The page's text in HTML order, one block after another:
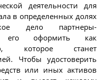
деятельности для
в определенных долях
дело партнеры-
его оформить как
которое станет
Чтобы удостоверить
или иных активов